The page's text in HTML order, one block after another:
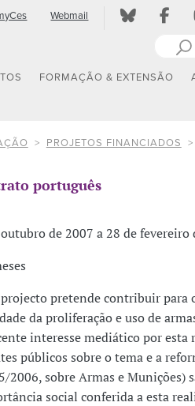
Webmail
FORMAÇÃO & EXTENSÃO
PROJETOS FINANCIADOS
português
de 2007 a 28 de fevereiro
pretende contribuir para
da proliferação e uso de
interesse mediático por esta
públicos sobre o tema e a
2006, sobre Armas e Munições)
social conferida a esta